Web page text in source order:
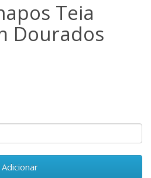
Teia
Dourados
Adicionar